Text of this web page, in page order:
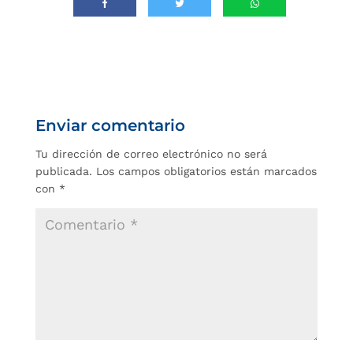
Enviar comentario
Tu dirección de correo electrónico no será
publicada. Los campos obligatorios están marcados
con *